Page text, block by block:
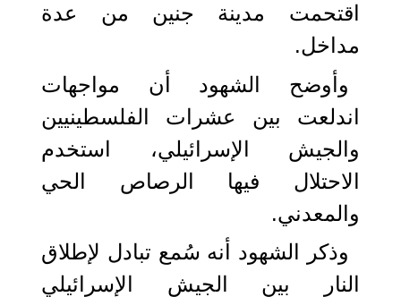
اقتحمت مدينة جنين من عدة
مداخل.
وأوضح الشهود أن مواجهات
اندلعت بين عشرات الفلسطينيين
والجيش الإسرائيلي، استخدم
الاحتلال فيها الرصاص الحي
والمعدني.
وذكر الشهود أنه سُمع تبادل لإطلاق
النار بين الجيش الإسرائيلي